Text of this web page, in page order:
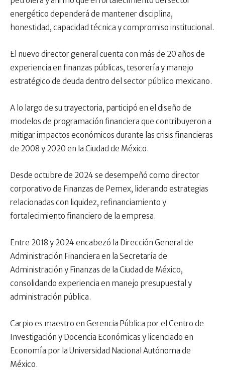
energético dependerá de mantener disciplina,
honestidad, capacidad técnica y compromiso institucional.
El nuevo director general cuenta con más de 20 años de
experiencia en finanzas públicas, tesorería y manejo
estratégico de deuda dentro del sector público mexicano.
A lo largo de su trayectoria, participó en el diseño de
modelos de programación financiera que contribuyeron a
mitigar impactos económicos durante las crisis financieras
de 2008 y 2020 en la Ciudad de México.
Desde octubre de 2024 se desempeñó como director
corporativo de Finanzas de Pemex, liderando estrategias
relacionadas con liquidez, refinanciamiento y
fortalecimiento financiero de la empresa.
Entre 2018 y 2024 encabezó la Dirección General de
Administración Financiera en la Secretaría de
Administración y Finanzas de la Ciudad de México,
consolidando experiencia en manejo presupuestal y
administración pública.
Carpio es maestro en Gerencia Pública por el Centro de
Investigación y Docencia Económicas y licenciado en
Economía por la Universidad Nacional Autónoma de
México.